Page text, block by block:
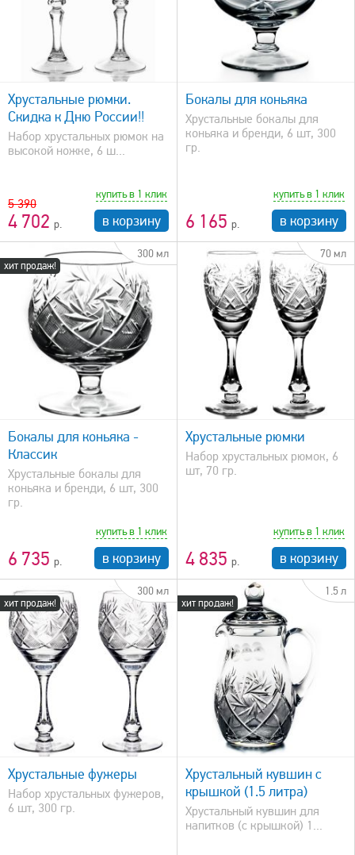
Хрустальные рюмки.
Скидка к Дню России!!
Набор хрустальных рюмок на
высокой ножке, 6 ш...
5 390
4 702
купить в 1 клик
в корзину
быстрый просмотр
Бокалы для коньяка
Хрустальные бокалы для
коньяка и бренди, 6 шт, 300
гр.
6 165
купить в 1 клик
в корзину
хит продаж!
300 мл
Бокалы для коньяка -
Классик
Хрустальные бокалы для
коньяка и бренди, 6 шт, 300
гр.
6 735
купить в 1 клик
в корзину
70 мл
быстрый просмотр
Хрустальные рюмки
Набор хрустальных рюмок, 6
шт, 70 гр.
4 835
купить в 1 клик
в корзину
хит продаж!
300 мл
Хрустальные фужеры
Набор хрустальных фужеров,
6 шт, 300 гр.
хит продаж!
1.5 л
быстрый просмотр
Хрустальный кувшин с
крышкой (1.5 литра)
Хрустальный кувшин для
напитков (с крышкой) 1...